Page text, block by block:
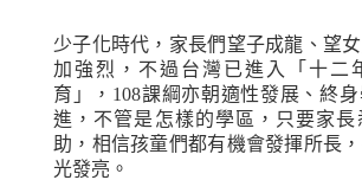
少子化時代，家長們望子成龍、望
加強烈，不過台灣已進入「十二
育」， 108課綱亦朝適性發展、終
進，不管是怎樣的學區，只要家長
助，相信孩童們都有機會發揮所長
光發亮。